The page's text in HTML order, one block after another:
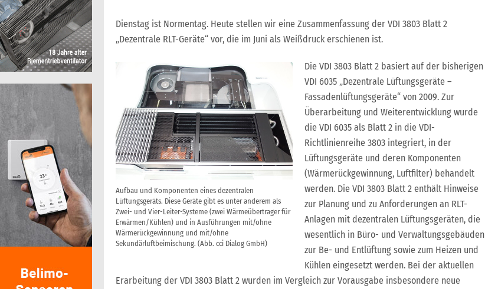
Dienstag ist Normentag. Heute stellen wir eine Zusammenfassung der VDI 3803 Blatt 2
„Dezentrale RLT-Geräte“ vor, die im Juni als Weißdruck erschienen ist.
Aufbau und Komponenten eines dezentralen
Lüftungsgeräts. Diese Geräte gibt es unter anderem als
Zwei- und Vier-Leiter-Systeme (zwei Wärmeübertrager für
Erwärmen/Kühlen) und in Ausführungen mit/ohne
Wärmerückgewinnung und mit/ohne
Sekundärluftbeimischung. (Abb. cci Dialog GmbH)
Die VDI 3803 Blatt 2 basiert auf der bisherigen
VDI 6035 „Dezentrale Lüftungsgeräte –
Fassadenlüftungsgeräte“ von 2009. Zur
Überarbeitung und Weiterentwicklung wurde
die VDI 6035 als Blatt 2 in die VDI-
Richtlinienreihe 3803 integriert, in der
Lüftungsgeräte und deren Komponenten
(Wärmerückgewinnung, Luftfilter) behandelt
werden. Die VDI 3803 Blatt 2 enthält Hinweise
zur Planung und zu Anforderungen an RLT-
Anlagen mit dezentralen Lüftungsgeräten, die
wesentlich in Büro- und Verwaltungsgebäuden
zur Be- und Entlüftung sowie zum Heizen und
Kühlen eingesetzt werden. Bei der aktuellen
Erarbeitung der VDI 3803 Blatt 2 wurden im Vergleich zur Vorausgabe insbesondere neue